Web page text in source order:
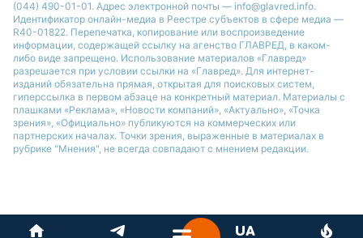
(044) 490-01-01. Адрес электронной почты — info@glavred.info.
Идентификатор онлайн-медиа в Реестре cубъектов в сфере медиа —
R40-01822. Перепечатка, копирование или воспроизведение
информации, содержащей ссылку на агенство ГЛАВРЕД, в каком-
либо виде запрещено. Использование материалов «Главред»
разрешается при условии ссылки на «Главред». Для интернет-
изданий обязательна прямая, открытая для поисковых систем,
гиперссылка в первом абзаце на конкретный материал. Материалы с
плашками «Реклама», «Новости компаний», «Актуально», «Точка
зрения», «Официально» публикуются на коммерческих или
партнерских началах. Точки зрения, выраженные в материалах в
рубрике "Мнения", не всегда совпадают с мнением редакции.